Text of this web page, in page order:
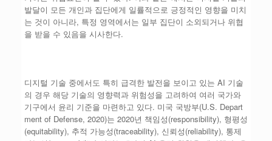
발달이 모든 개인과 집단에게 일률적으로 긍정적인 영향을 미치
는 것이 아니라, 특정 영역에서는 일부 집단이 소외되거나 위협
을 받을 수 있음을 시사한다.
디지털 기술 중에서도 특히 급격한 발전을 보이고 있는 AI 기술
의 경우 해당 기술의 영향력과 위험성을 고려하여 여러 국가와
기구에서 윤리 기준을 마련하고 있다. 미국 국방부(U.S. Depart
ment of Defense, 2020)는 2020년 책임성(responsibility), 형평성
(equitability), 추적 가능성(traceability), 신뢰성(reliability), 통제